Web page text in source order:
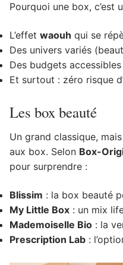
Pourquoi une box, c’est
L’effet waouh qui se
Des univers variés
Des budgets
Et surtout : zéro risque
Les box beauté
Un grand classique,
aux box. Selon Box-
pour surprendre :
Blissim : la box beauté
My Little Box : un mix
Mademoiselle Bio : la
Prescription Lab :